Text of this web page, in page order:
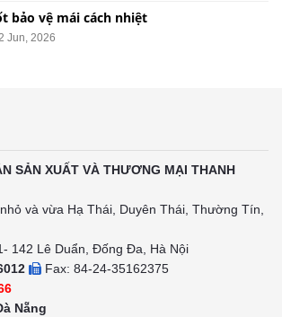
bảo vệ mái cách nhiệt
Jun, 2026
SẢN XUẤT VÀ THƯƠNG MẠI THANH
và vừa Hạ Thái, Duyên Thái, Thường Tín,
142 Lê Duẩn, Đống Đa, Hà Nội
Fax: 84-24-35162375
Nẵng